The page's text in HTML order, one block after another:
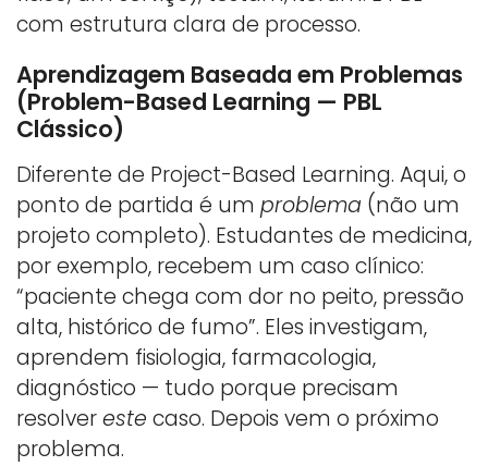
com estrutura clara de processo.
Aprendizagem Baseada em Problemas
(Problem-Based Learning — PBL
Clássico)
Diferente de Project-Based Learning. Aqui, o
ponto de partida é um problema (não um
projeto completo). Estudantes de medicina,
por exemplo, recebem um caso clínico:
“paciente chega com dor no peito, pressão
alta, histórico de fumo”. Eles investigam,
aprendem fisiologia, farmacologia,
diagnóstico — tudo porque precisam
resolvereste caso. Depois vem o próximo
problema.